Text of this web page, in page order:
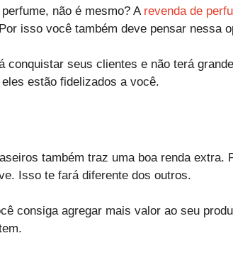
não é mesmo? A revenda de
isso você também deve pensar nessa
conquistar seus clientes e não terá
estão fidelizados a você.
também traz uma boa renda extra.
Isso te fará diferente dos outros.
consiga agregar mais valor ao seu